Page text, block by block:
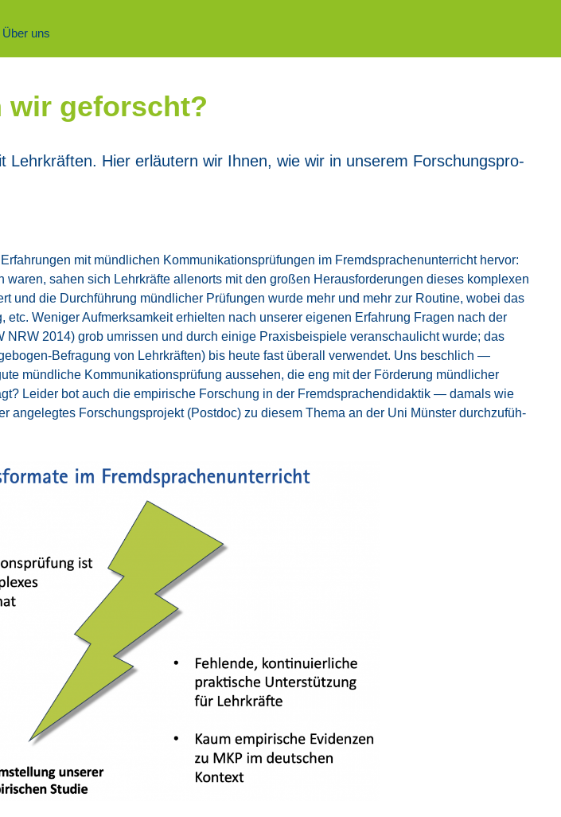
Über uns
geforscht?
Hier erläu­tern wir Ihnen, wie wir in unse­rem For­schungs­pro­
mit münd­li­chen Kom­mu­ni­ka­ti­ons­prü­fun­gen im Fremd­spra­chen­un­ter­richt her­vor:
sahen sich Lehr­kräf­te allen­orts mit den gro­ßen Her­aus­for­de­run­gen die­ses kom­ple­xen
und die Durch­füh­rung münd­li­cher Prü­fun­gen wur­de mehr und mehr zur Rou­ti­ne, wobei das
Weni­ger Auf­merk­sam­keit erhiel­ten nach unse­rer eige­nen Erfah­rung Fra­gen nach der
2014) grob umris­sen und durch eini­ge Pra­xis­bei­spie­le ver­an­schau­licht wur­de; das
Befra­gung von Lehr­kräf­ten) bis heu­te fast über­all ver­wen­det. Uns beschlich —
münd­li­che Kom­mu­ni­ka­ti­ons­prü­fung aus­se­hen, die eng mit der För­de­rung münd­li­cher
Lei­der bot auch die empi­ri­sche For­schung in der Fremd­spra­chen­di­dak­tik — damals wie
For­schungs­pro­jekt (Post­doc) zu die­sem The­ma an der Uni Müns­ter durch­zu­füh­